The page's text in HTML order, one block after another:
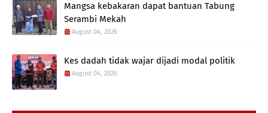
Mangsa kebakaran dapat bantuan Tabung
Serambi Mekah
August 04, 2026
Kes dadah tidak wajar dijadi modal politik
August 04, 2026